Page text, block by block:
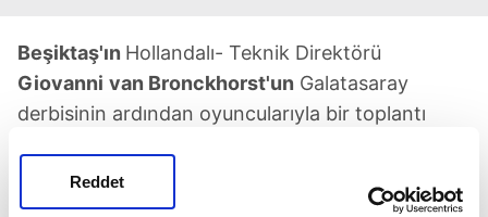
Reddet
Beşiktaş'ın Hollandalı- Teknik Direktörü
Giovanni van Bronckhorst'un Galatasaray
derbisinin ardından oyuncularıyla bir toplantı
adamın,"Benim gözümde
Sahada bize yapılan faüllere göz
yuman bir